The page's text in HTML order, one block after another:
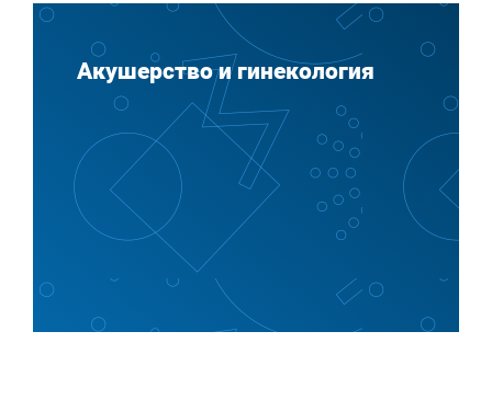
Акушерство и гинекология